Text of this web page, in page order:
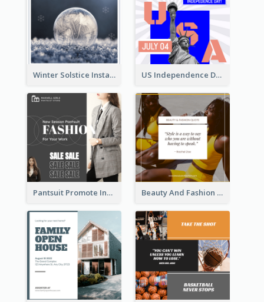
Winter Solstice Instagram Post US Independence Day Instagram Post
Pantsuit Promote Instagram Post Beauty And Fashion Inspirational Quote Instagram Post